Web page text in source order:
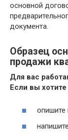
основной
документа.
Образец
продажи
Для вас
Если вы
опишите